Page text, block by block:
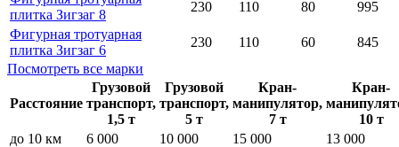
плитка Зигзаг 8
230 110 80
995
Фигурная тротуарная
плитка Зигзаг 6
230 110 60
845
Посмотреть все марки
Расстояние
Грузовой
транспорт,
1,5 т
Грузовой
транспорт,
5 т
Кран-
манипулятор,
7 т
Кран-
10 т
до 10 км
6 000 10 000 15 000
13 000